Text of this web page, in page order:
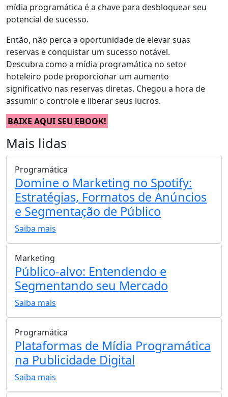
mídia programática é a chave para desbloquear seu
potencial de sucesso.
Então, não perca a oportunidade de elevar suas
reservas e conquistar um sucesso notável.
Descubra como a mídia programática no setor
hoteleiro pode proporcionar um aumento
significativo nas reservas diretas. Chegou a hora de
assumir o controle e liberar seus lucros.
BAIXE AQUI SEU EBOOK!
Mais lidas
Programática
Domine o Marketing no Spotify:
Estratégias, Formatos de Anúncios
e Segmentação de Público
Saiba mais
Marketing
Público-alvo: Entendendo e
Segmentando seu Mercado
Saiba mais
Programática
Plataformas de Mídia Programática
na Publicidade Digital
Saiba mais